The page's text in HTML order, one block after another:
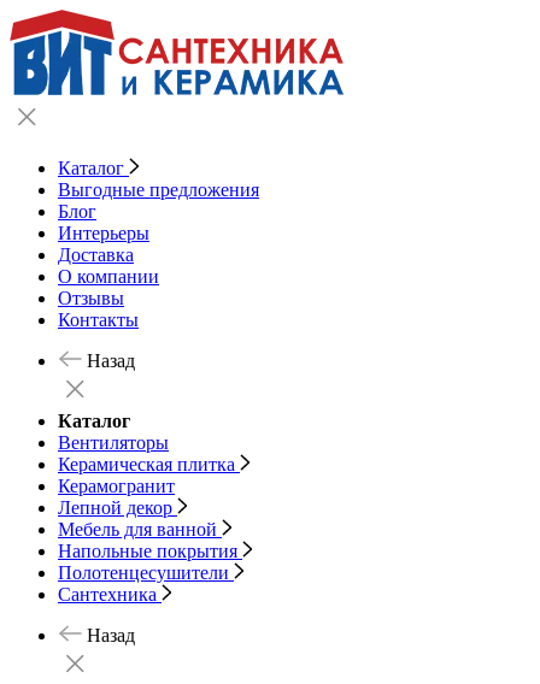
Каталог
Выгодные предложения
Блог
Интерьеры
Доставка
О компании
Отзывы
Контакты
Назад
Каталог
Вентиляторы
Керамическая плитка
Керамогранит
Лепной декор
Мебель для ванной
Напольные покрытия
Полотенцесушители
Сантехника
Назад